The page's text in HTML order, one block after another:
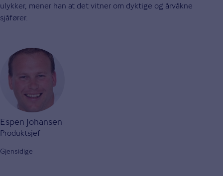
ulykker, mener han at det vitner om dyktige og årvåkne
sjåfører.
Espen Johansen
Produktsjef
Gjensidige